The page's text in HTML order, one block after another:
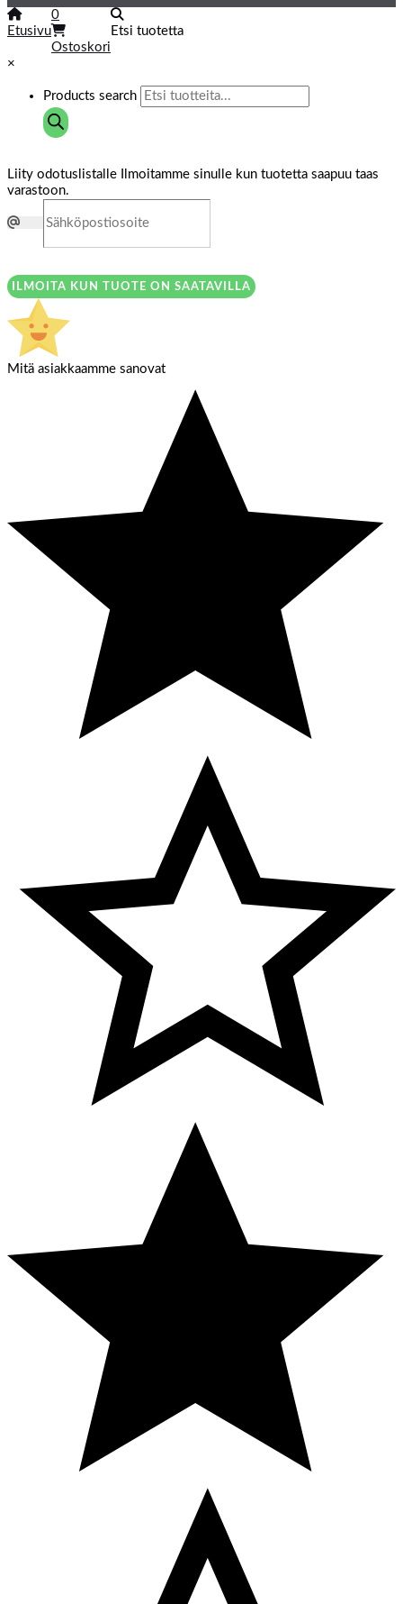
Etusivu
0
Ostoskori
Etsi tuotetta
×
Products search
Liity odotuslistalle
Ilmoitamme sinulle kun tuotetta saapuu taas
varastoon.
ILMOITA KUN TUOTE ON SAATAVILLA
Mitä asiakkaamme sanovat